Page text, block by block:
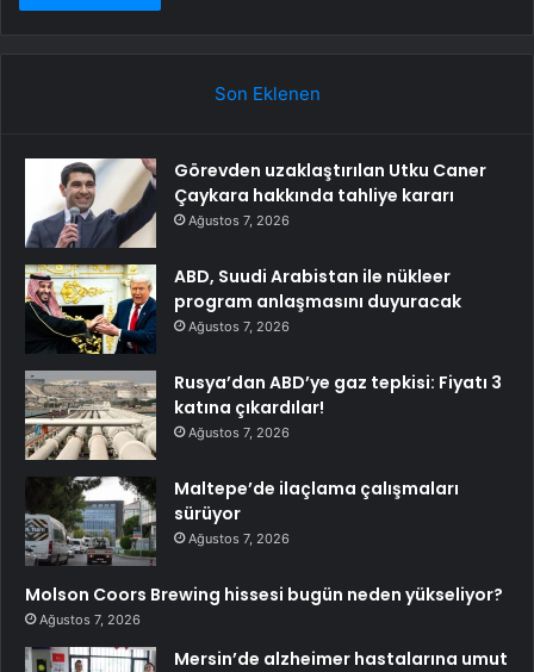
Son Eklenen
Görevden uzaklaştırılan Utku Caner
Çaykara hakkında tahliye kararı
Ağustos 7, 2026
ABD, Suudi Arabistan ile nükleer
program anlaşmasını duyuracak
Ağustos 7, 2026
Rusya’dan ABD’ye gaz tepkisi: Fiyatı 3
katına çıkardılar!
Ağustos 7, 2026
Maltepe’de ilaçlama çalışmaları
sürüyor
Ağustos 7, 2026
Molson Coors Brewing hissesi bugün neden yükseliyor?
Ağustos 7, 2026
Mersin’de alzheimer hastalarına umut